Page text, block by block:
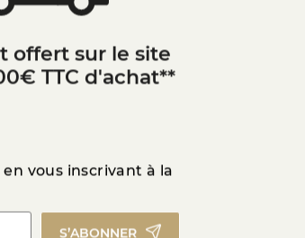
un incontournable des repas
offert sur le site
TTC d'achat**
vous inscrivant à la
S’ABONNER